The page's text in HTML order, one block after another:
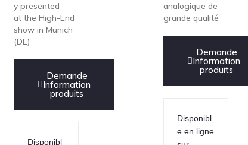
y presented
at the High-End
show in Munich
(DE)
Demande
Information
produits
Disponibl
analogique de
grande qualité
Demande
Information
produits
Disponibl
e en ligne